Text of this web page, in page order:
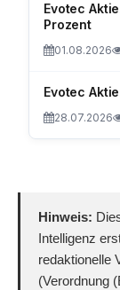
Evotec
Prozent
01.08.2026
Evotec
28.07.2026
Hinweis:
Intelligenz
redaktionelle
(Verordnung